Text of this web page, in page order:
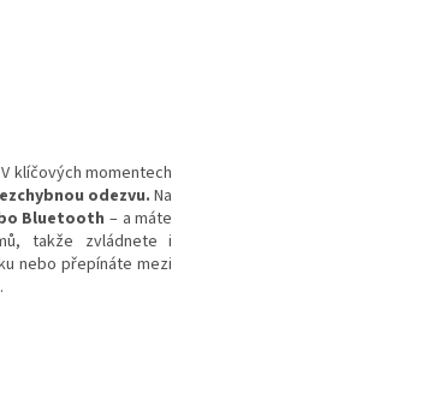
klíčových momentech
odezvu.Na
Bluetooth – a máte
takže zvládnete i
nebo přepínáte mezi